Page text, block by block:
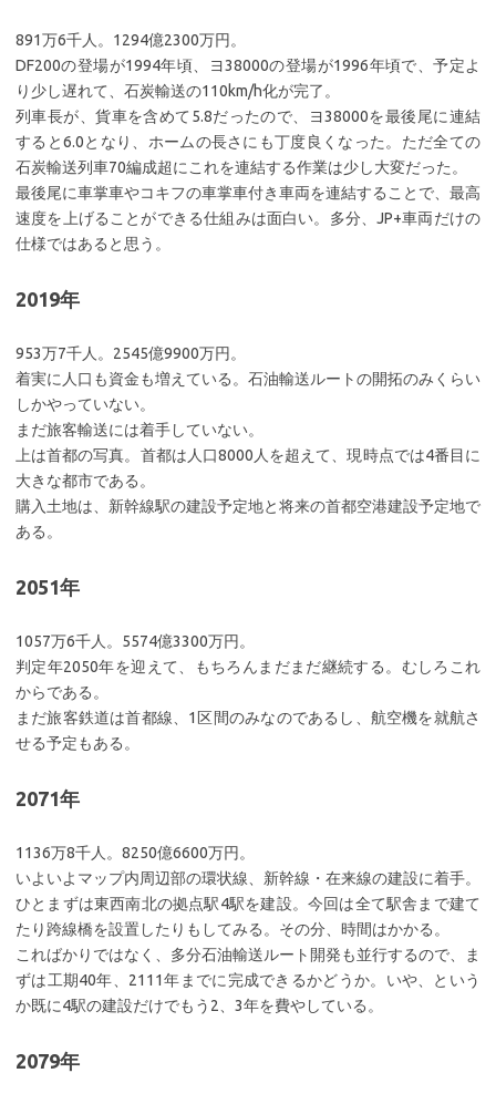
891万6千人。1294億2300万円。
DF200の登場が1994年頃、ヨ38000の登場が1996年頃で、予定よ
り少し遅れて、石炭輸送の110km/h化が完了。
列車長が、貨車を含めて5.8だったので、ヨ38000を最後尾に連結
すると6.0となり、ホームの長さにも丁度良くなった。ただ全ての
石炭輸送列車70編成超にこれを連結する作業は少し大変だった。
最後尾に車掌車やコキフの車掌車付き車両を連結することで、最高
速度を上げることができる仕組みは面白い。多分、JP+車両だけの
仕様ではあると思う。
2019年
953万7千人。2545億9900万円。
着実に人口も資金も増えている。石油輸送ルートの開拓のみくらい
しかやっていない。
まだ旅客輸送には着手していない。
上は首都の写真。首都は人口8000人を超えて、現時点では4番目に
大きな都市である。
購入土地は、新幹線駅の建設予定地と将来の首都空港建設予定地で
ある。
2051年
1057万6千人。5574億3300万円。
判定年2050年を迎えて、もちろんまだまだ継続する。むしろこれ
からである。
まだ旅客鉄道は首都線、1区間のみなのであるし、航空機を就航さ
せる予定もある。
2071年
1136万8千人。8250億6600万円。
いよいよマップ内周辺部の環状線、新幹線・在来線の建設に着手。
ひとまずは東西南北の拠点駅4駅を建設。今回は全て駅舎まで建て
たり跨線橋を設置したりもしてみる。その分、時間はかかる。
こればかりではなく、多分石油輸送ルート開発も並行するので、ま
ずは工期40年、2111年までに完成できるかどうか。いや、という
か既に4駅の建設だけでもう2、3年を費やしている。
2079年